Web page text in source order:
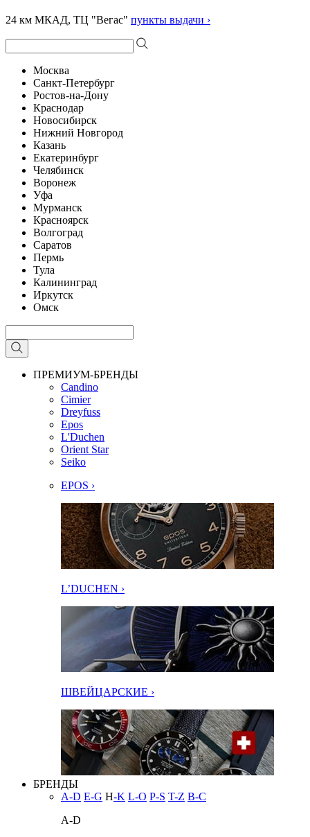
24 км МКАД, ТЦ "Вегас" пункты выдачи ›
Москва
Санкт-Петербург
Ростов-на-Дону
Краснодар
Новосибирск
Нижний Новгород
Казань
Екатеринбург
Челябинск
Воронеж
Уфа
Мурманск
Красноярск
Волгоград
Саратов
Пермь
Тула
Калининград
Иркутск
Омск
ПРЕМИУМ-БРЕНДЫ
Candino
Cimier
Dreyfuss
Epos
L'Duchen
Orient Star
Seiko
EPOS ›
L’DUCHEN ›
ШВЕЙЦАРСКИЕ ›
БРЕНДЫ
A-D E-G H-K L-O P-S T-Z В-С
A-D